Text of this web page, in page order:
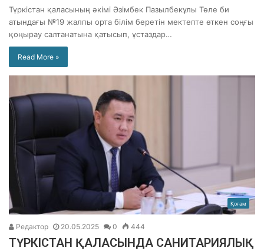
Түркістан қаласының әкімі Әзімбек Пазылбекұлы Төле би
атындағы №19 жалпы орта білім беретін мектепте өткен соңғы
қоңырау салтанатына қатысып, ұстаздар…
Read More »
Қоғам
Редактор 20.05.2025 0 444
ТҮРКІСТАН ҚАЛАСЫНДА САНИТАРИЯЛЫҚ